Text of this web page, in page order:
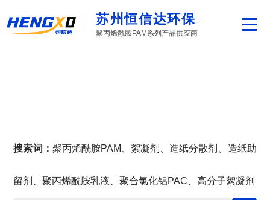
苏州恒信达环保
聚丙烯酰胺PAM系列产品供应商
搜索词： 聚丙烯酰胺PAM、絮凝剂、造纸分散剂、造纸助
留剂、聚丙烯酰胺乳液、聚合氯化铝PAC、高分子絮凝剂